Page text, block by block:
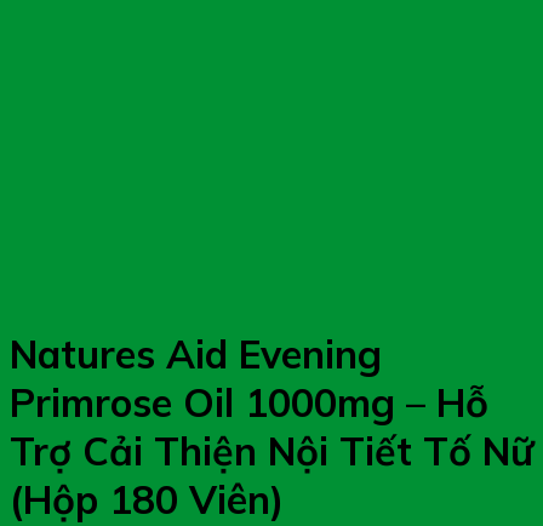
Natures Aid Evening
Primrose Oil 1000mg – Hỗ
Trợ Cải Thiện Nội Tiết Tố Nữ
(Hộp 180 Viên)